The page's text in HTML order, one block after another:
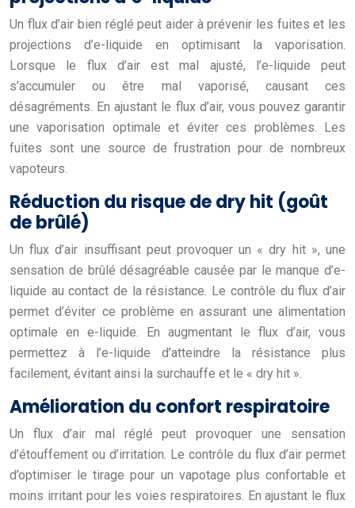
Un flux d’air bien réglé peut aider à prévenir les fuites et les
projections d’e-liquide en optimisant la vaporisation.
Lorsque le flux d’air est mal ajusté, l’e-liquide peut
s’accumuler ou être mal vaporisé, causant ces
désagréments. En ajustant le flux d’air, vous pouvez garantir
une vaporisation optimale et éviter ces problèmes. Les
fuites sont une source de frustration pour de nombreux
vapoteurs.
Réduction du risque de dry hit (goût
de brûlé)
Un flux d’air insuffisant peut provoquer un « dry hit », une
sensation de brûlé désagréable causée par le manque d’e-
liquide au contact de la résistance. Le contrôle du flux d’air
permet d’éviter ce problème en assurant une alimentation
optimale en e-liquide. En augmentant le flux d’air, vous
permettez à l’e-liquide d’atteindre la résistance plus
facilement, évitant ainsi la surchauffe et le « dry hit ».
Amélioration du confort respiratoire
Un flux d’air mal réglé peut provoquer une sensation
d’étouffement ou d’irritation. Le contrôle du flux d’air permet
d’optimiser le tirage pour un vapotage plus confortable et
moins irritant pour les voies respiratoires. En ajustant le flux